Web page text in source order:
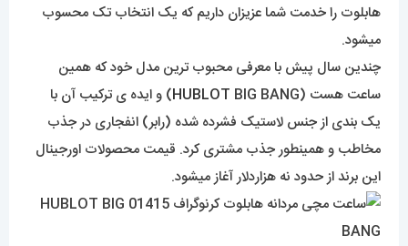
هابلوت را خدمت شما عزیزان داریم که یک انتخاب تک محسوب
میشود.
چندین سال پیش با معرفی محبوب ترین مدل خود که همین
ساعت هست (
HUBLOTBIG BANG) و ایده ی ترکیب آن با
یک بندی از جنس لاستیک فشرده شده (رابر) انفجاری در جذب
مخاطب و همینطور جذب مشتری کرد. قیمت محصولات اورجینال
این برند از حدود نه هزاردلار آغاز میشود.